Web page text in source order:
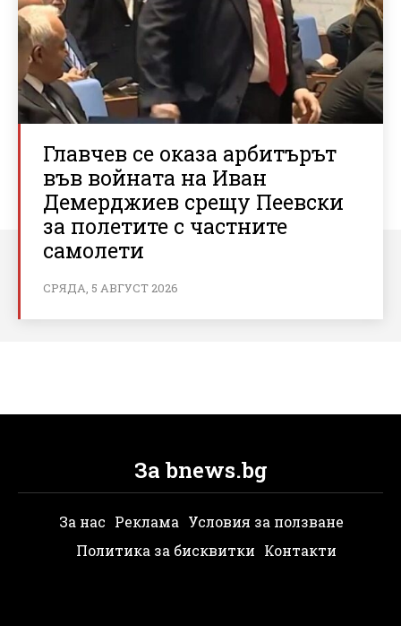
Главчев се оказа арбитърът
във войната на Иван
Демерджиев срещу Пеевски
за полетите с частните
самолети
СРЯДА, 5 АВГУСТ 2026
За bnews.bg
За нас Реклама Условия за ползване
Политика за бисквитки Контакти